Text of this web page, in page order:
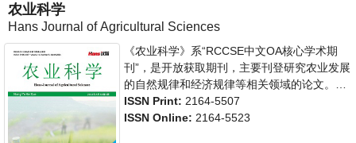
农业科学
Hans Journal of Agricultural Sciences
《农业科学》系“RCCSE中文OA核心学术期
刊”，是开放获取期刊，主要刊登研究农业发展
的自然规律和经济规律等相关领域的论文。本
刊集学术性、思想性为一体，支持思想创新、
学术创新，倡导科学并致力于学术繁荣，旨在
ISSN Print: 2164-5507
ISSN Online: 2164-5523